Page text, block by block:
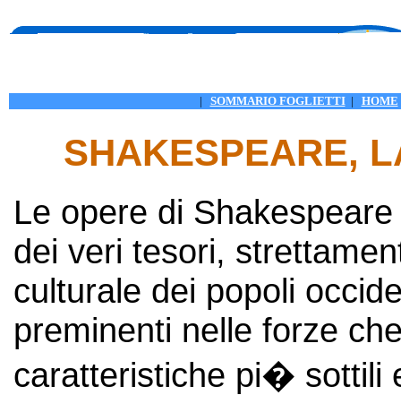
| SOMMARIO FOGLIETTI| HOME
SHAKESPEARE,
Le opere di
dei veri tesori,
culturale dei popoli
preminenti nelle forze
caratteristiche pi� sottili